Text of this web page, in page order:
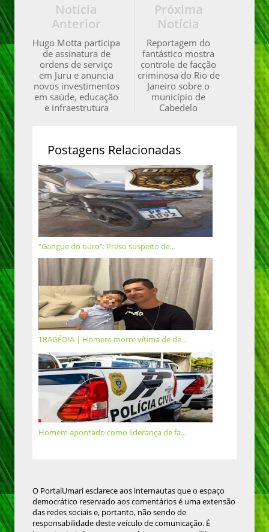
Próxima
Notícia
Reportagem do
fantástico mostra
controle de facção
criminosa do Rio de
Janeiro sobre o
município de
Cabedelo
Notícia
Anterior
Hugo Motta participa
de assinatura de
ordens de serviço
em Juru e anuncia
novos investimentos
em saúde, educação
e infraestrutura
Postagens Relacionadas
“Gangue do ouro”: Preso suspeito de...
TRAGÉDIA | Homem morre vítima de de...
Homem apontado como liderança de fa...
O PortalUmari esclarece aos internautas que o espaço
democrático reservado aos comentários é uma extensão
das redes sociais e, portanto, não sendo de
responsabilidade deste veículo de comunicação. É